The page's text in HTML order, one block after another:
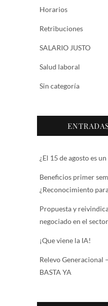
Horarios
Retribuciones
SALARIO JUSTO
Salud laboral
Sin categoría
¿El 15 de agosto es
Beneficios primer
¿Reconocimiento
Propuesta y
negociado en el sector
¡Que viene la IA!
Relevo Generacional
BASTA YA